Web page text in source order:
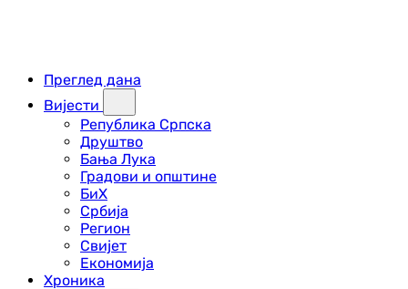
Преглед дана
Вијести
Република Српска
Друштво
Бања Лука
Градови и општине
БиХ
Србија
Регион
Свијет
Економија
Хроника